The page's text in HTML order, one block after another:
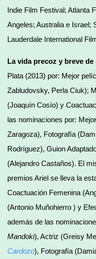
Indie Film Festival; Atlanta
Angeles; Australia e Israel;
Lauderdale International
La vida precoz y breve de
Plata (2013) por: Mejor
Zabludovsky, Perla Ciuk);
(Joaquín Cosío) y
las nominaciones por:
Zaragoza), Fotografía
Rodríguez), Guion
(Alejandro Castaños). El
premios Ariel se lleva la
Coactuación Femenina
(Antonio Muñohierro ) y
además de las
Mandoki), Actriz (Greisy
Cardozo), Fotografía